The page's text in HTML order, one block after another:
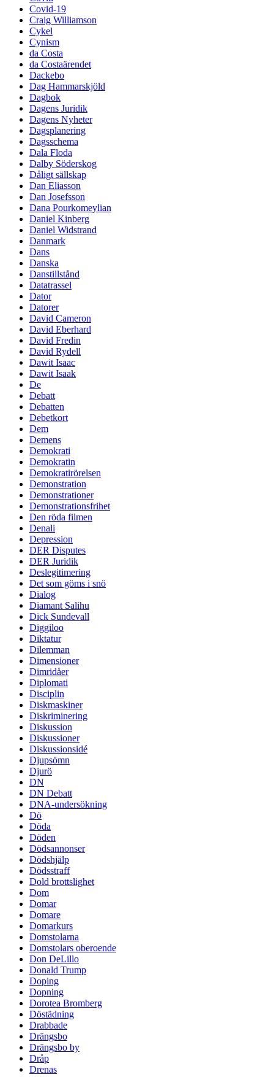
Covid-19
Craig Williamson
Cykel
Cynism
da Costa
da Costaärendet
Dackebo
Dag Hammarskjöld
Dagbok
Dagens Juridik
Dagens Nyheter
Dagsplanering
Dagsschema
Dala Floda
Dalby Söderskog
Dåligt sällskap
Dan Eliasson
Dan Josefsson
Dana Pourkomeylian
Daniel Kinberg
Daniel Widstrand
Danmark
Dans
Danska
Danstillstånd
Datatrassel
Dator
Datorer
David Cameron
David Eberhard
David Fredin
David Rydell
Dawit Isaac
Dawit Isaak
De
Debatt
Debatten
Debetkort
Dem
Demens
Demokrati
Demokratin
Demokratirörelsen
Demonstration
Demonstrationer
Demonstrationsfrihet
Den röda filmen
Denali
Depression
DER Disputes
DER Juridik
Deslegitimering
Det som göms i snö
Dialog
Diamant Salihu
Dick Sundevall
Diggiloo
Diktatur
Dilemman
Dimensioner
Dimridåer
Diplomati
Disciplin
Diskmaskiner
Diskriminering
Diskussion
Diskussioner
Diskussionsidé
Djupsömn
Djurö
DN
DN Debatt
DNA-undersökning
Dö
Döda
Döden
Dödsannonser
Dödshjälp
Dödsstraff
Dold brottslighet
Dom
Domar
Domare
Domarkurs
Domstolarna
Domstolars oberoende
Don DeLillo
Donald Trump
Doping
Dopning
Dorotea Bromberg
Döstädning
Drabbade
Drängsbo
Drängsbo by
Dråp
Drenas